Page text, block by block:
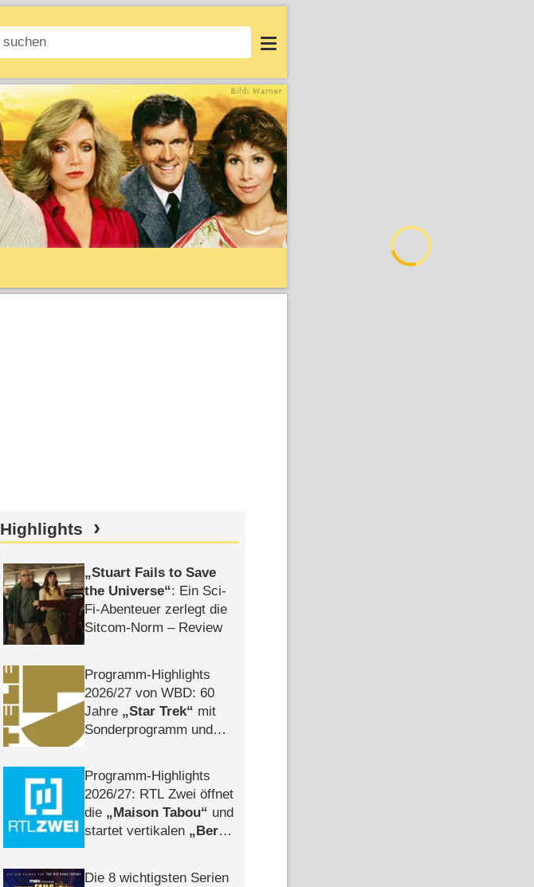
Login
Highlights
Stuart Fails to Save
the Universe : Ein Sci-
Fi-Abenteuer zerlegt die
Sitcom-Norm – Review
Programm-Highlights
2026/​27 von WBD: 60
Jahre
Star Trek
mit
Sonderprogramm und
Programm-Highlights
2026/​27: RTL Zwei öffnet
die
Maison Tabou
und
startet vertikalen
Berlin
Die 8 wichtigsten Serien